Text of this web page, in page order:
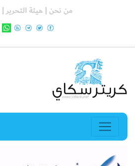
من نحن | هيئة التحرير |